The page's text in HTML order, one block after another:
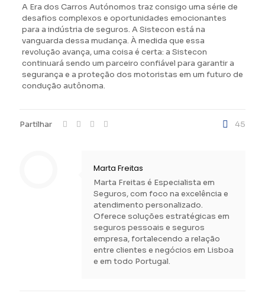
A Era dos Carros Autónomos traz consigo uma série de
desafios complexos e oportunidades emocionantes
para a indústria de seguros. A Sistecon está na
vanguarda dessa mudança. À medida que essa
revolução avança, uma coisa é certa: a Sistecon
continuará sendo um parceiro confiável para garantir a
segurança e a proteção dos motoristas em um futuro de
condução autônoma.
Partilhar 45
Marta Freitas
Marta Freitas é Especialista em
Seguros, com foco na excelência e
atendimento personalizado.
Oferece soluções estratégicas em
seguros pessoais e seguros
empresa, fortalecendo a relação
entre clientes e negócios em Lisboa
e em todo Portugal.